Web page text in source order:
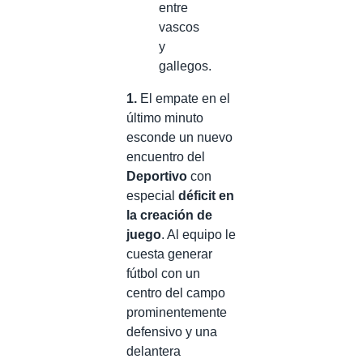
entre
vascos
y
gallegos.
1. El empate en el
último minuto
esconde un nuevo
encuentro del
Deportivo con
especial déficit en
la creación de
juego. Al equipo le
cuesta generar
fútbol con un
centro del campo
prominentemente
defensivo y una
delantera